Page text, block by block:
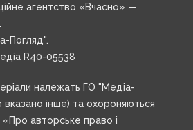
агентство «Вчасно» —
Погляд".
R40-05538
належать ГО "Медіа-
вказано інше) та охороняються
«Про авторське право і